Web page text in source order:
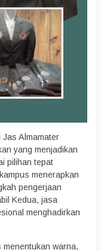
Jas Almamater
yang menjadikan
pilihan tepat
menerapkan
pengerjaan
Kedua, jasa
menghadirkan
warna,